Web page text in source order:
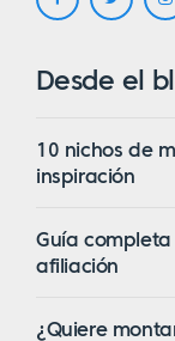
Desde el
10 nichos de
inspiración
Guía
afiliación
¿Quiere